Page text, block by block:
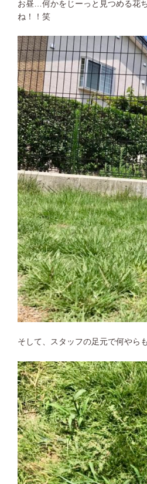
お昼…何かをじーっと見つめる花
ね！！笑
そして、スタッフの足元で何やら